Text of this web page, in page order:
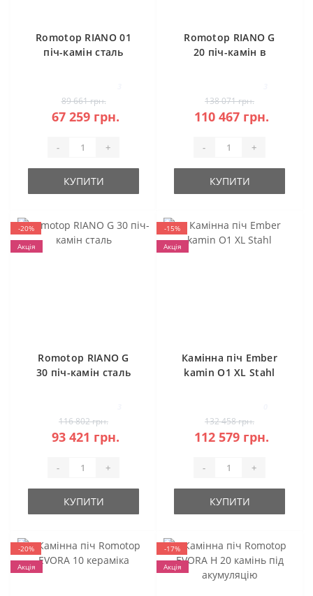
Romotop RIANO 01
піч-камін сталь
89 661 грн.
67 259 грн.
- +
КУПИТИ
Romotop RIANO G
20 піч-камін в
138 071 грн.
110 467 грн.
- +
КУПИТИ
-20%
Акція
Romotop RIANO G
30 піч-камін сталь
116 802 грн.
93 421 грн.
- +
КУПИТИ
-15%
Акція
Камінна піч Ember
kamin O1 XL Stahl
132 458 грн.
112 579 грн.
- +
КУПИТИ
-20%
Акція
-17%
Акція